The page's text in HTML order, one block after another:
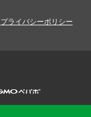
プライバシーポリシー